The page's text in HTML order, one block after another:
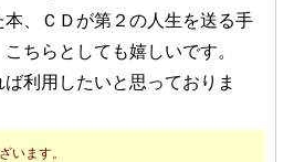
、ＣＤが第２の人生を送る手
ちらとしても嬉しいです。
利用したいと思っておりま
います。